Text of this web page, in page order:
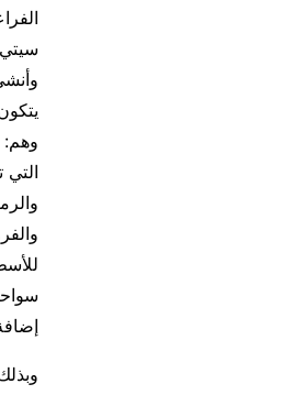
سيتي
وهم:
التي